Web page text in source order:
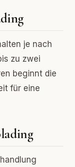
je nach
zu zwei
beginnt die
für eine